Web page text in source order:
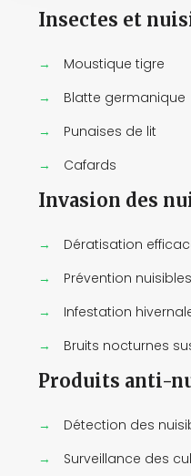
Insectes et
→
Moustique tigre
→
Blatte germanique
→
Punaises de lit
→
Cafards
Invasion des
→
Dératisation
→
Prévention nuisibles
→
Infestation
→
Bruits nocturnes
Produits anti-
→
Détection des
→
Surveillance des